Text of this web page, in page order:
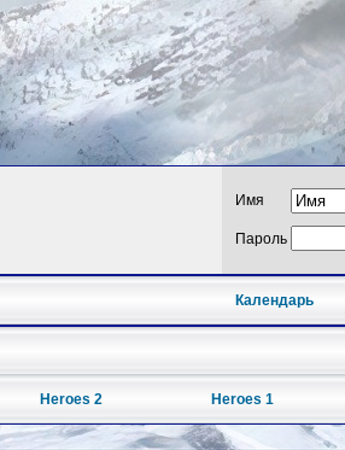
Имя
Пароль
Календарь
Heroes 2 Heroes 1